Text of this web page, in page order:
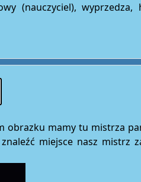
(nauczyciel),
obrazku mamy tu mistrza
miejsce nasz mistrz